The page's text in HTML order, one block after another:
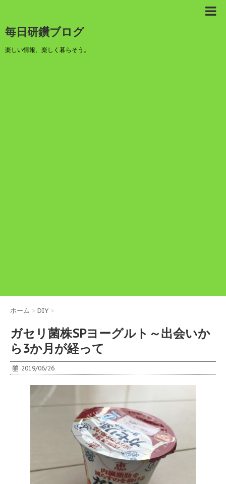
毎日研鑽ブログ
楽しい情報、楽しく暮らそう。
ホーム > DIY >
ガセリ菌株SPヨーグルト～出会いか
ら3か月が経って
2019/06/26